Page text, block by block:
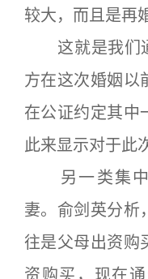
较大，而且是再
这就是我们通
方在这次婚姻以
在公证约定其中
此来显示对于此
另一类集中
妻。俞剑英分析
往是父母出资购
资购买，现在